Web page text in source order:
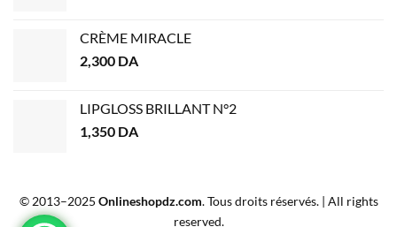
CRÈME MIRACLE
2,300 DA
LIPGLOSS BRILLANT N°2
1,350 DA
© 2013–2025 Onlineshopdz.com. Tous droits réservés. | All rights
reserved.